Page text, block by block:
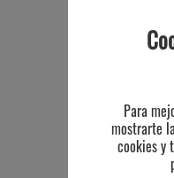
Para
mostrarte
cookies y